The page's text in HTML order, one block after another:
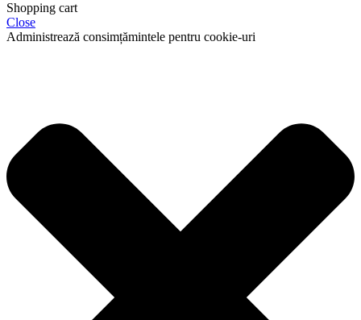
Shopping cart
Close
Administrează consimțămintele pentru cookie-uri